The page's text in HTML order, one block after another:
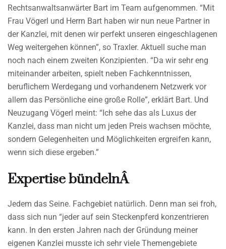
Rechtsanwaltsanwärter Bart im Team aufgenommen. “Mit
Frau Vögerl und Herrn Bart haben wir nun neue Partner in
der Kanzlei, mit denen wir perfekt unseren eingeschlagenen
Weg weitergehen können”, so Traxler. Aktuell suche man
noch nach einem zweiten Konzipienten. “Da wir sehr eng
miteinander arbeiten, spielt neben Fachkenntnissen,
beruflichem Werdegang und vorhandenem Netzwerk vor
allem das Persönliche eine große Rolle”, erklärt Bart. Und
Neuzugang Vögerl meint: “Ich sehe das als Luxus der
Kanzlei, dass man nicht um jeden Preis wachsen möchte,
sondern Gelegenheiten und Möglichkeiten ergreifen kann,
wenn sich diese ergeben.”
Expertise bündelnÂ
Jedem das Seine. Fachgebiet natürlich. Denn man sei froh,
dass sich nun “jeder auf sein Steckenpferd konzentrieren
kann. In den ersten Jahren nach der Gründung meiner
eigenen Kanzlei musste ich sehr viele Themengebiete